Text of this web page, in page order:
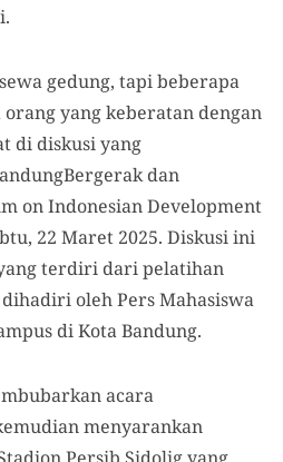
gedung, tapi beberapa
yang keberatan dengan
di diskusi yang
dan
on Indonesian Development
22 Maret 2025. Diskusi ini
terdiri dari pelatihan
oleh Pers Mahasiswa
di Kota Bandung.
acara
menyarankan